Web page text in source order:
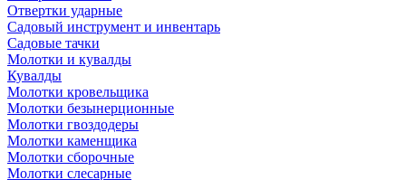
Отвертки ударные
Садовый инструмент и инвентарь
Садовые тачки
Молотки и кувалды
Кувалды
Молотки кровельщика
Молотки безынерционные
Молотки гвоздодеры
Молотки каменщика
Молотки сборочные
Молотки слесарные